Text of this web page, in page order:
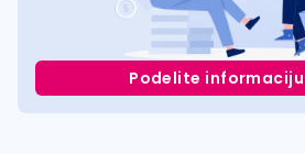
Podelite